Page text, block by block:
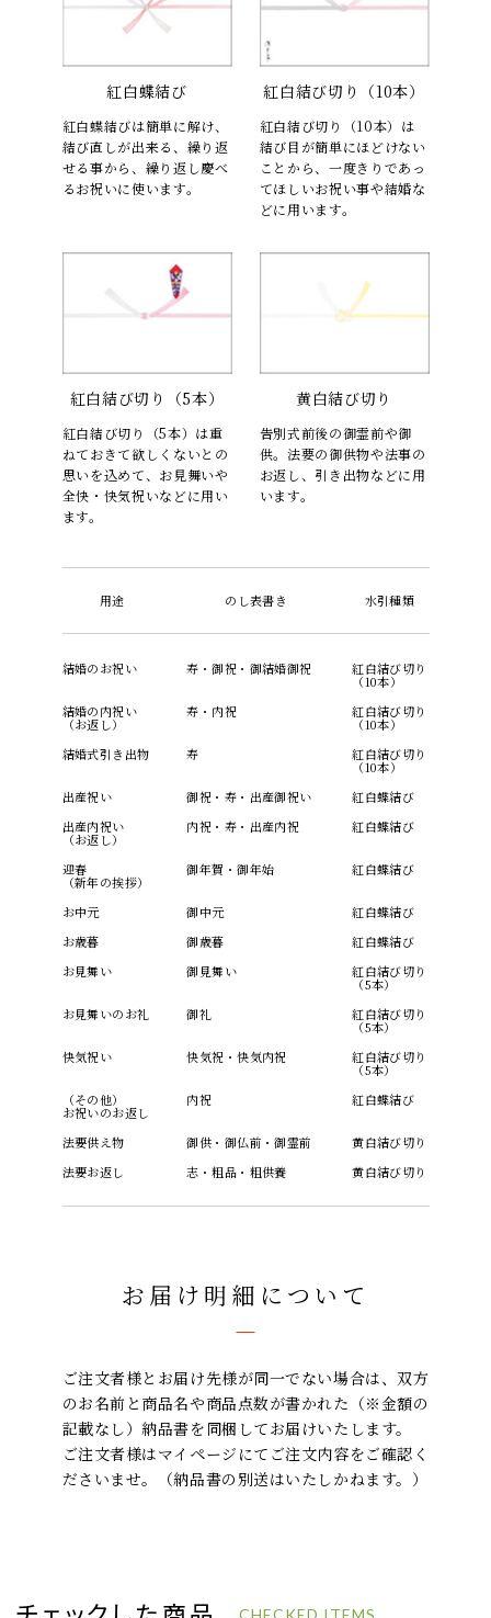
紅白蝶結び
紅白蝶結びは簡単に解け、
結び直しが出来る、繰り返
せる事から、繰り返し慶べ
るお祝いに使います。
紅白結び切り（10本）
紅白結び切り（10本）は
結び目が簡単にほどけない
ことから、一度きりであっ
てほしいお祝い事や結婚な
どに用います。
紅白結び切り（5本）
紅白結び切り（5本）は重
ねておきて欲しくないとの
思いを込めて、お見舞いや
全快・快気祝いなどに用い
ます。
黄白結び切り
告別式前後の御霊前や御
供。法要の御供物や法事の
お返し、引き出物などに用
います。
用途 のし表書き 水引種類
結婚のお祝い 寿・御祝・御結婚御祝 紅白結び切り
（10本）
結婚の内祝い
（お返し）
寿・内祝 紅白結び切り
（10本）
結婚式引き出物
寿 紅白結び切り
（10本）
出産祝い
御祝・寿・出産御祝い
紅白蝶結び
出産内祝い
（お返し）
内祝・寿・出産内祝 紅白蝶結び
迎春
（新年の挨拶）
御年賀・御年始 紅白蝶結び
お中元 御中元
紅白蝶結び
お歳暮
御歳暮
紅白蝶結び
お見舞い
御見舞い 紅白結び切り
（5本）
お見舞いのお礼
御礼 紅白結び切り
（5本）
快気祝い
快気祝・快気内祝 紅白結び切り
（5本）
（その他）
お祝いのお返し
内祝 紅白蝶結び
法要供え物 御供・御仏前・御霊前
黄白結び切り
法要お返し
志・粗品・粗供養 黄白結び切り
お届け明細について
ご注文者様とお届け先様が同一でない場合は、双方
のお名前と商品名や商品点数が書かれた（※金額の
記載なし）納品書を同梱してお届けいたします。
ご注文者様はマイページにてご注文内容をご確認く
ださいませ。（納品書の別送はいたしかねます。）